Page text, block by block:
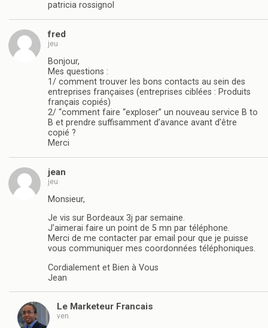
patricia rossignol
fred
jeu
Bonjour,
Mes questions :
1/ comment trouver les bons contacts au sein des
entreprises françaises (entreprises ciblées : Produits
français copiés)
2/ “comment faire “exploser” un nouveau service B to
B et prendre suffisamment d’avance avant d’être
copié ?
Merci
jean
jeu
Monsieur,
Je vis sur Bordeaux 3j par semaine.
J’aimerai faire un point de 5 mn par téléphone.
Merci de me contacter par email pour que je puisse
vous communiquer mes coordonnées téléphoniques.
Cordialement et Bien à Vous
Jean
Le Marketeur Francais
ven